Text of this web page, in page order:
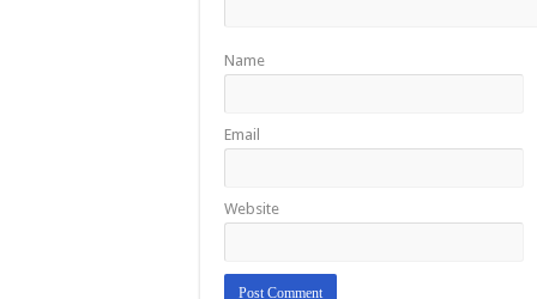
Name
Email
Website